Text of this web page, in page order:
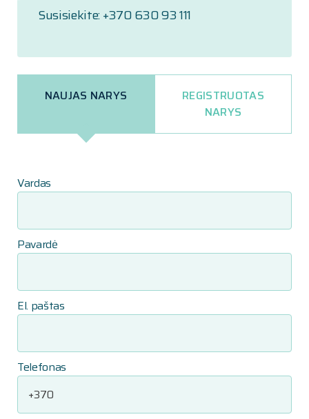
NAUJAS NARYS
REGISTRUOTAS
NARYS
Vardas
Pavardė
El. paštas
Telefonas
Susisiekite: +370 630 93 111